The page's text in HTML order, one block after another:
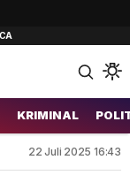
KRIMINAL
22 Juli 2025 16:43